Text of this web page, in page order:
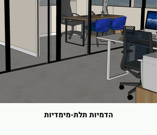
הדמיות תלת-מימדיות